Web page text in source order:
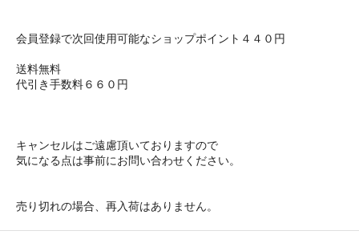
会員登録で次回使用可能なショップポイント４４０円
送料無料
代引き手数料６６０円
キャンセルはご遠慮頂いておりますので
気になる点は事前にお問い合わせください。
売り切れの場合、再入荷はありません。